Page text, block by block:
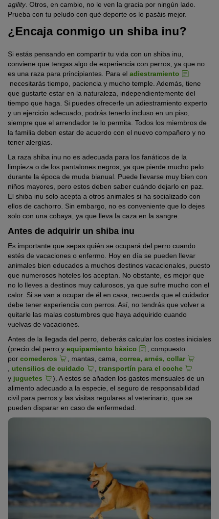
agility. Otros, en cambio, no le ven la gracia por ningún lado.
Prueba con tu peludo con qué deporte os lo pasáis mejor.
¿Encaja conmigo un shiba inu?
Si estás pensando en compartir tu vida con un shiba inu,
conviene que tengas algo de experiencia con perros, ya que no
es una raza para principiantes. Para el adiestramiento
necesitarás tiempo, paciencia y mucho temple. Además, tiene
que gustarte estar en la naturaleza, independientemente del
tiempo que haga. Si puedes ofrecerle un adiestramiento experto
y un ejercicio adecuado, podrás tenerlo incluso en un piso,
siempre que el arrendador te lo permita. Todos los miembros de
la familia deben estar de acuerdo con el nuevo compañero y no
tener alergias.
La raza shiba inu no es adecuada para los fanáticos de la
limpieza o de los pantalones negros, ya que pierde mucho pelo
durante la época de muda bianual. Puede llevarse muy bien con
niños mayores, pero estos deben saber cuándo dejarlo en paz.
El shiba inu solo acepta a otros animales si ha socializado con
ellos de cachorro. Sin embargo, no es conveniente que lo dejes
solo con una cobaya, ya que lleva la caza en la sangre.
Antes de adquirir un shiba inu
Es importante que sepas quién se ocupará del perro cuando
estés de vacaciones o enfermo. Hoy en día se pueden llevar
animales bien educados a muchos destinos vacacionales, puesto
que numerosos hoteles los aceptan. No obstante, es mejor que
no lo lleves a destinos muy calurosos, ya que sufre mucho con el
calor. Si se van a ocupar de él en casa, recuerda que el cuidador
debe tener experiencia con perros. Así, no tendrás que volver a
quitarle las malas costumbres que haya adquirido cuando
vuelvas de vacaciones.
Antes de la llegada del perro, deberás calcular los costes iniciales
(precio del perro y equipamiento básico
, compuesto
por comederos , mantas, cama, correa, arnés, collar
utensilios de cuidado
transportín para el coche
y juguetes
). A estos se añaden los gastos mensuales de un
alimento adecuado a la especie, el seguro de responsabilidad
civil para perros y las visitas regulares al veterinario, que se
pueden disparar en caso de enfermedad.